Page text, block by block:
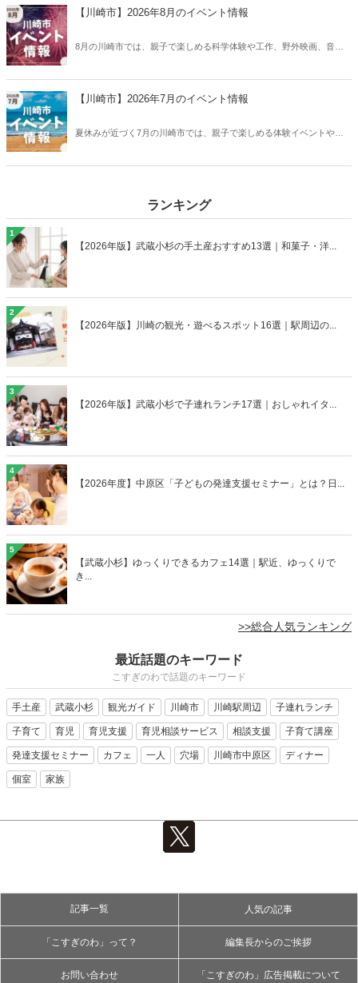
理をせずプロに任せるのが安心です。この記事では、中原区に対応す
る害虫駆除サービスを、料金相場・選び方・よくあるトラブルとあわ
【川崎市】2026年8月のイベント情報
8月の川崎市では、親子で楽しめる科学体験や工作、野外映画、音楽
作ってみてはいかがでしょうか。 ※イベント情報は予告なく変更にな
る場合がありますので、お出かけ前に必ずイベントや施設の公式HPに
【川崎市】2026年7月のイベント情報
夏休みが近づく7月の川崎市では、親子で楽しめる体験イベントや、
※イベント情報は予告なく変更になる場合がありますので、お出かけ
ランキング
1
【2026年版】武蔵小杉の手土産おすすめ13選｜和菓子・洋...
2
【2026年版】川崎の観光・遊べるスポット16選｜駅周辺の...
3
【2026年版】武蔵小杉で子連れランチ17選｜おしゃれイタ...
4
【2026年度】中原区「子どもの発達支援セミナー」とは？日...
5
【武蔵小杉】ゆっくりできるカフェ14選｜駅近、ゆっくりで
き...
>>総合人気ランキング
最近話題のキーワード
こすぎのわで話題のキーワード
手土産 武蔵小杉 観光ガイド 川崎市 川崎駅周辺 子連れランチ
子育て 育児 育児支援 育児相談サービス 相談支援 子育て講座
発達支援セミナー カフェ 一人 穴場 川崎市中原区 ディナー
個室 家族
記事一覧 人気の記事
「こすぎのわ」って？ 編集長からのご挨拶
お問い合わせ 「こすぎのわ」広告掲載について